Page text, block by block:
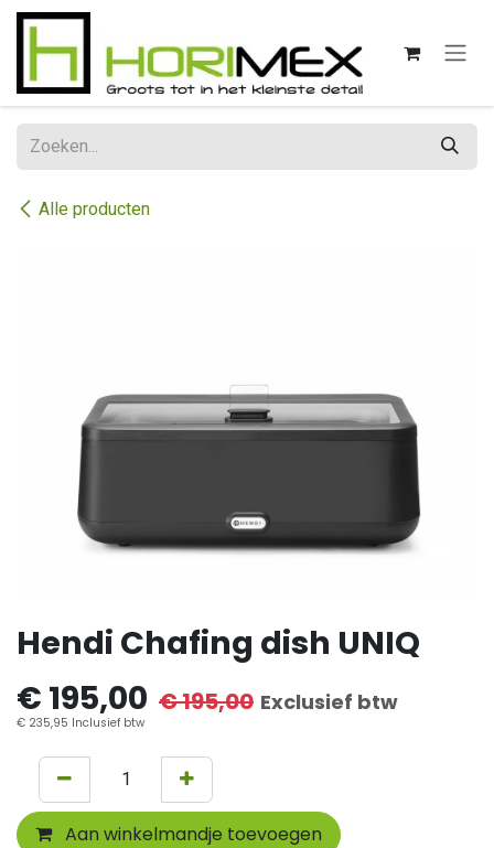
Overslaan naar inhoud
Alle producten
Hendi Chafing dish UNIQ
€ 195,00 €195,00 Exclusief btw
€ 235,95 Inclusief btw
Aan winkelmandje toevoegen